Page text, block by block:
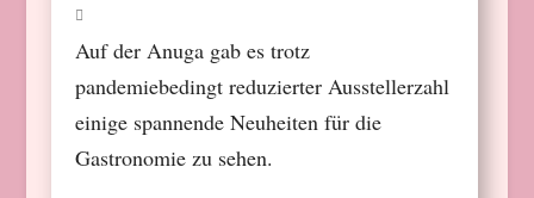
Auf der Anuga gab es trotz
pandemiebedingt reduzierter Ausstellerzahl
einige spannende Neuheiten für die
Gastronomie zu sehen.